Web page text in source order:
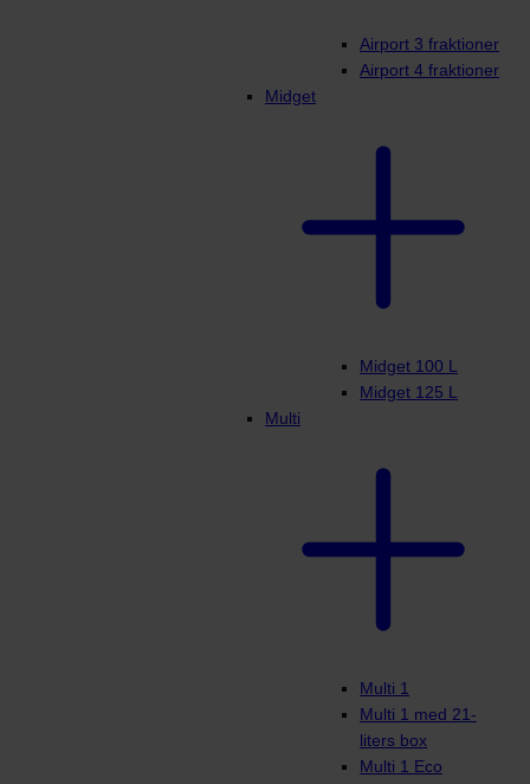
Airport 3 fraktioner
Airport 4 fraktioner
Midget
Midget 100 L
Midget 125 L
Multi
Multi 1
Multi 1 med 21-
liters box
Multi 1 Eco